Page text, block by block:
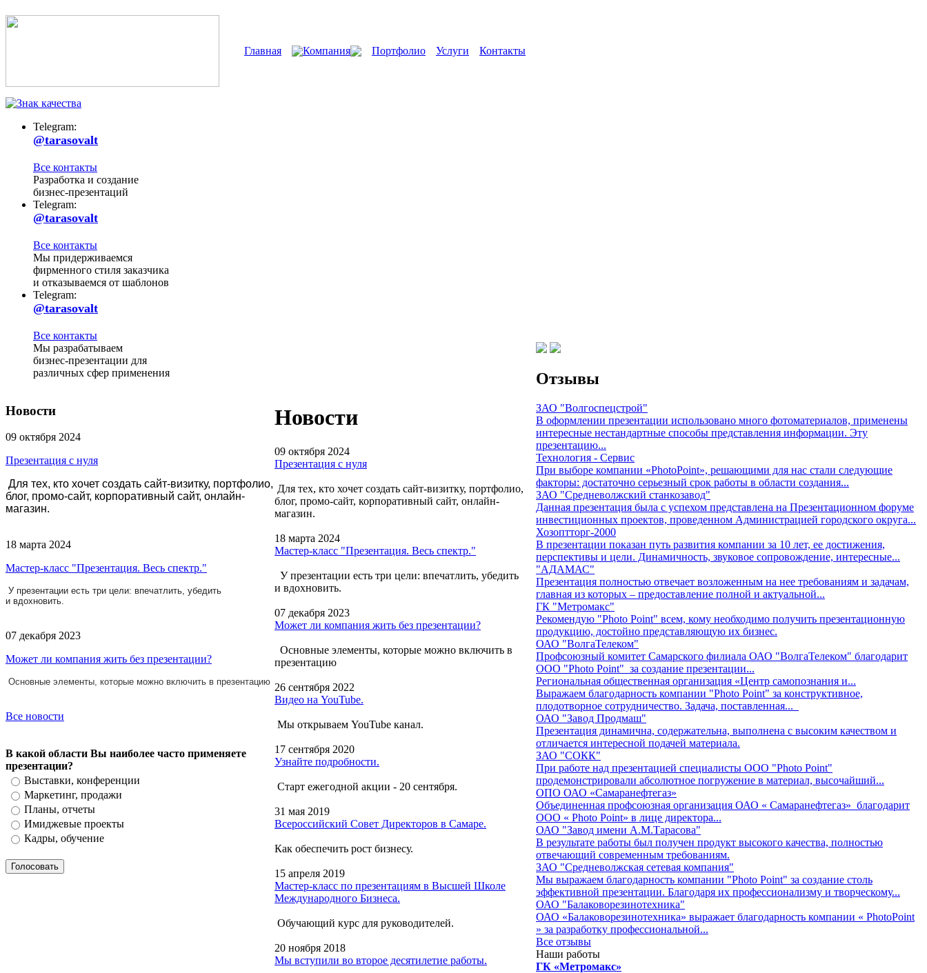
Главная Компания Портфолио Услуги Контакты
Telegram:
@tarasovalt
Все контакты
Разработка и создание
бизнес-презентаций
Telegram:
@tarasovalt
Все контакты
Мы придерживаемся
фирменного стиля заказчика
и отказываемся от шаблонов
Telegram:
@tarasovalt
Все контакты
Мы разрабатываем
бизнес-презентации для
различных сфер применения
Новости
09 октября 2024
Презентация с нуля
Для тех, кто хочет создать сайт-визитку, портфолио,
блог, промо-сайт, корпоративный сайт, онлайн-
магазин.
18 марта 2024
Мастер-класс "Презентация. Весь спектр."
У презентации есть три цели: впечатлить, убедить
и вдохновить.
07 декабря 2023
Может ли компания жить без презентации?
Основные элементы, которые можно включить в презентацию
Все новости
В какой области Вы наиболее часто применяете
презентации?
Выставки, конференции
Маркетинг, продажи
Планы, отчеты
Имиджевые проекты
Кадры, обучение
Новости
09 октября 2024
Презентация с нуля
Для тех, кто хочет создать сайт-визитку, портфолио,
блог, промо-сайт, корпоративный сайт, онлайн-
магазин.
18 марта 2024
Мастер-класс "Презентация. Весь спектр."
У презентации есть три цели: впечатлить, убедить
и вдохновить.
07 декабря 2023
Может ли компания жить без презентации?
Основные элементы, которые можно включить в
презентацию
26 сентября 2022
Видео на YouTube.
Мы открываем YouTube канал.
17 сентября 2020
Узнайте подробности.
Старт ежегодной акции - 20 сентября.
31 мая 2019
Всероссийский Совет Директоров в Самаре.
Как обеспечить рост бизнесу.
15 апреля 2019
Мастер-класс по презентациям в Высшей Школе
Международного Бизнеса.
Обучающий курс для руководителей.
20 ноября 2018
Мы вступили во второе десятилетие работы.
Отзывы
ЗАО "Волгоспецстрой"
В оформлении презентации использовано много фотоматериалов, применены
интересные нестандартные способы представления информации. Эту
презентацию...
Технология - Сервис
При выборе компании «PhotoPoint», решающими для нас стали следующие
факторы: достаточно серьезный срок работы в области создания...
ЗАО "Средневолжский станкозавод"
Данная презентация была с успехом представлена на Презентационном форуме
инвестиционных проектов, проведенном Администрацией городского округа...
Хозоптторг-2000
В презентации показан путь развития компании за 10 лет, ее достижения,
перспективы и цели. Динамичность, звуковое сопровождение, интересные...
"АДАМАС"
Презентация полностью отвечает возложенным на нее требованиям и задачам,
главная из которых – предоставление полной и актуальной...
ГК "Метромакс"
Рекомендую "Photo Point" всем, кому необходимо получить презентационную
продукцию, достойно представляющую их бизнес.
ОАО "ВолгаТелеком"
Профсоюзный комитет Самарского филиала ОАО "ВолгаТелеком" благодарит
ООО "Photo Point" за создание презентации...
Региональная общественная организация «Центр самопознания и...
Выражаем благодарность компании "Photo Point" за конструктивное,
плодотворное сотрудничество. Задача, поставленная...
ОАО "Завод Продмаш"
Презентация динамична, содержательна, выполнена с высоким качеством и
отличается интересной подачей материала.
ЗАО "СОКК"
При работе над презентацией специалисты ООО "Photo Point"
продемонстрировали абсолютное погружение в материал, высочайший...
ОПО ОАО «Самаранефтегаз»
Объединенная профсоюзная организация ОАО « Самаранефтегаз» благодарит
ООО « Photo Point» в лице директора...
ОАО "Завод имени А.М.Тарасова"
В результате работы был получен продукт высокого качества, полностью
отвечающий современным требованиям.
ЗАО "Средневолжская сетевая компания"
Мы выражаем благодарность компании "Photo Point" за создание столь
эффективной презентации. Благодаря их профессионализму и творческому...
ОАО "Балаковорезинотехника"
ОАО «Балаковорезинотехника» выражает благодарность компании « PhotoPoint
» за разработку профессиональной...
Все отзывы
Наши работы
ГК «Метромакс»